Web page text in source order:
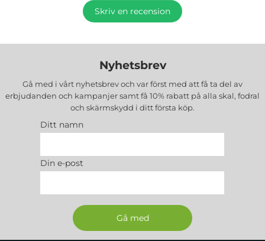
Skriv en recension
Nyhetsbrev
Gå med i vårt nyhetsbrev och var först med att få ta del av
erbjudanden och kampanjer samt få 10% rabatt på alla skal, fodral
och skärmskydd i ditt första köp.
Ditt namn
Din e-post